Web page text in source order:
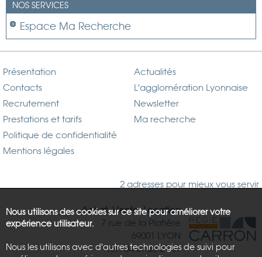
NOS SERVICES
Espace Ma Recherche
Présentation
Contacts
Recrutement
Prestations et tarifs
Politique de confidentialité
Mentions légales
Actualités
L'agglomération Lyonnaise
Newsletter
Ma recherche
2 adresses pour mieux vous servir
Achat, Vente, Location
7 rue de la Platière
69001 LYON
Tél : 04.37.26.21.81
Nous utilisons des cookies sur ce site pour améliorer votre
expérience utilisateur.
Nous les utilisons avec d'autres technologies de suivi pour